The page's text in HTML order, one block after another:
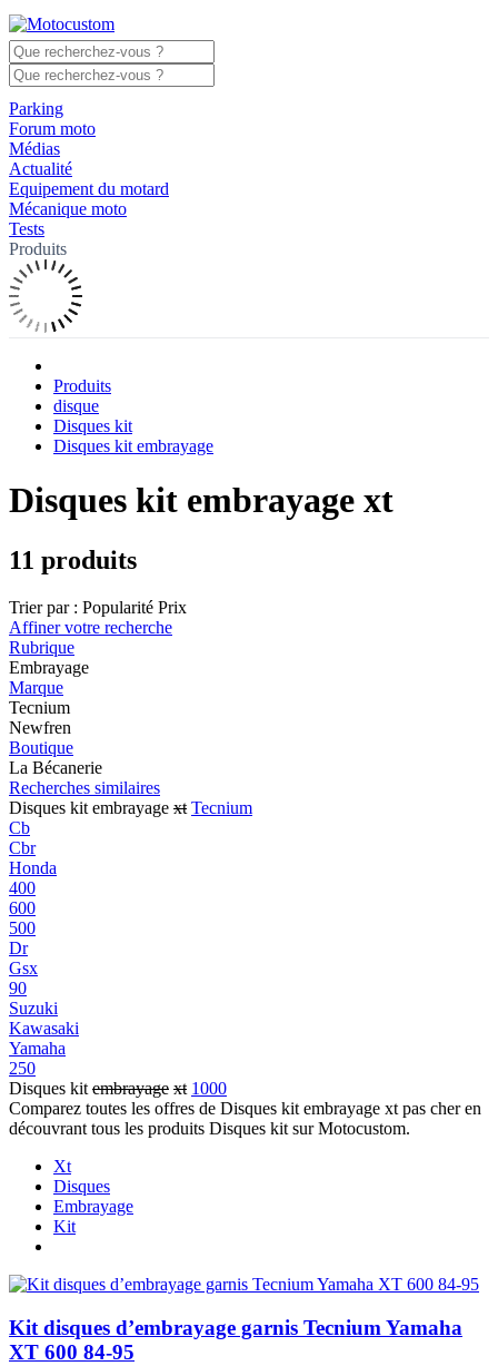
Parking
Forum moto
Médias
Actualité
Equipement du motard
Mécanique moto
Tests
Produits
Produits
disque
Disques kit
Disques kit embrayage
Disques kit embrayage xt
11 produits
Trier par : Popularité Prix
Affiner votre recherche
Rubrique
Embrayage
Marque
Tecnium
Newfren
Boutique
La Bécanerie
Recherches similaires
Disques kit embrayage xt Tecnium
Cb
Cbr
Honda
400
600
500
Dr
Gsx
90
Suzuki
Kawasaki
Yamaha
250
Disques kit embrayage xt 1000
Comparez toutes les offres de Disques kit embrayage xt pas cher en
découvrant tous les produits Disques kit sur Motocustom.
Xt
Disques
Embrayage
Kit
Kit disques d’embrayage garnis Tecnium Yamaha
XT 600 84-95